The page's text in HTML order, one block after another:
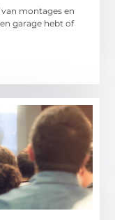
montages en
garage hebt of